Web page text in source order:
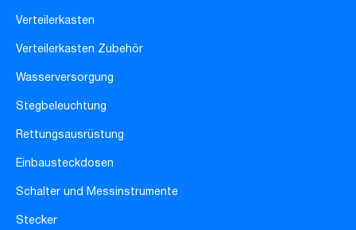
Verteilerkasten
Verteilerkasten Zubehör
Wasserversorgung
Stegbeleuchtung
Rettungsausrüstung
Einbausteckdosen
Schalter und Messinstrumente
Stecker